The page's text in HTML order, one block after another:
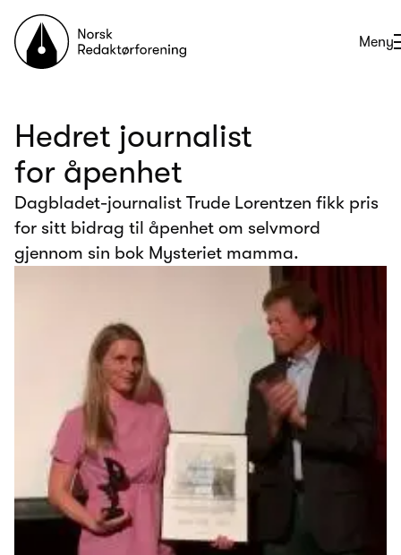
Til forsiden
Åpne
Meny
Hedret journalist
for åpenhet
Dagbladet-journalist Trude Lorentzen fikk pris
for sitt bidrag til åpenhet om selvmord
gjennom sin bok Mysteriet mamma.